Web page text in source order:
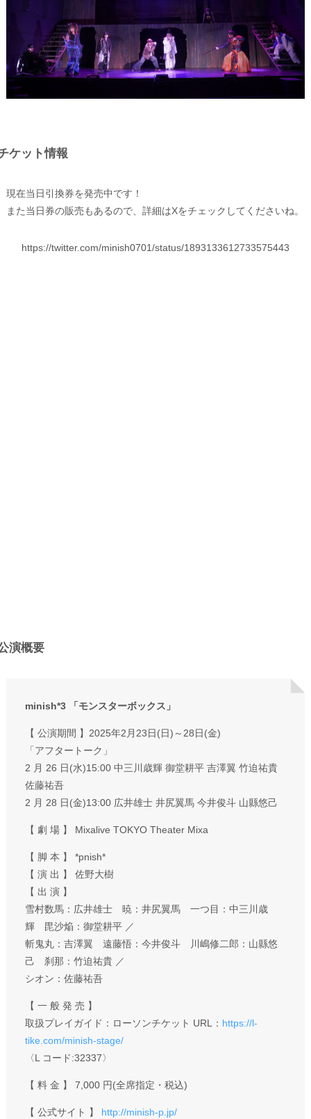
ケット情報
現在当日引換券を発売中です！
また当日券の販売もあるので、詳細はXをチェックしてくださいね。
https://twitter.com/minish0701/status/1893133612733575443
演概要
minish*3 「モンスターボックス」
【 公演期間 】2025年2月23日(日)～28日(金)
「アフタートーク」
2 月 26 日(水)15:00 中三川歳輝 御堂耕平 吉澤翼 竹迫祐貴
佐藤祐吾
2 月 28 日(金)13:00 広井雄士 井尻翼馬 今井俊斗 山縣悠己
【 劇 場 】 Mixalive TOKYO Theater Mixa
【 脚 本 】 *pnish*
【 演 出 】 佐野大樹
【 出 演 】
雪村数馬：広井雄士 暁：井尻翼馬 一つ目：中三川歳
輝 毘沙焔：御堂耕平 ／
斬鬼丸：吉澤翼 遠藤悟：今井俊斗 川嶋修二郎：山縣悠
己 刹那：竹迫祐貴 ／
シオン：佐藤祐吾
【 一 般 発 売 】
取扱プレイガイド：ローソンチケット URL： https://l-
tike.com/minish-stage/
〈L コード:32337〉
【 料 金 】 7,000 円(全席指定・税込)
【 公式サイト 】 http://minish-p.jp/